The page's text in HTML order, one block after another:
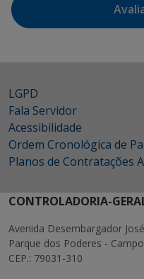
LGPD
Fala Servidor
Acessibilidade
Ordem Cronológica de
Planos de Contratações
CONTROLADORIA-
Avenida Desembargador
Parque dos Poderes -
CEP.: 79031-310